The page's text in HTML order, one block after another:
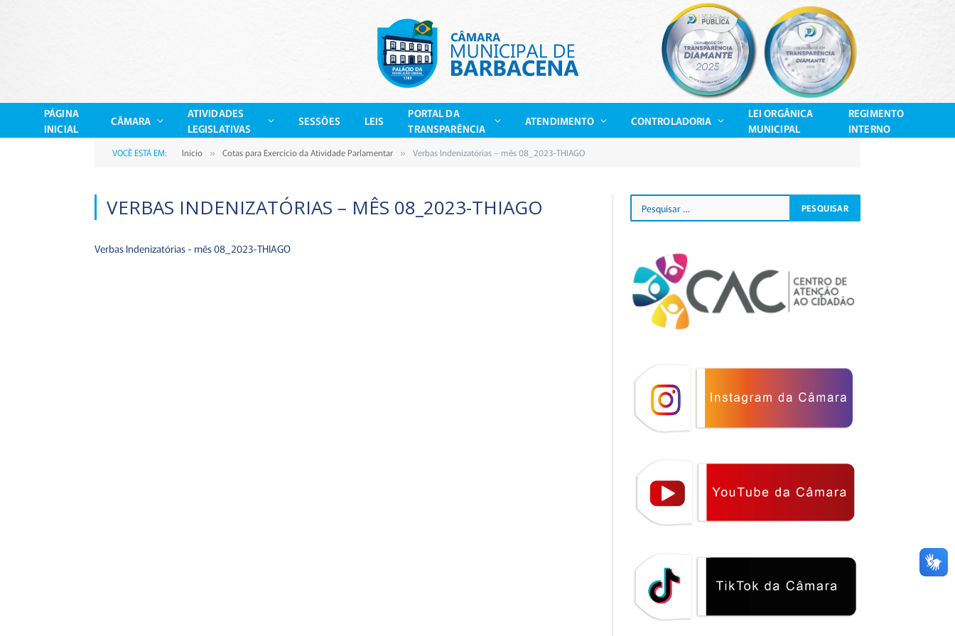
PÁGINA
INICIAL
CÂMARA
ATIVIDADES
LEGISLATIVAS
SESSÕES LEIS
PORTAL DA
TRANSPARÊNCIA
ATENDIMENTO CONTROLADORIA
LEI ORGÂNICA
MUNICIPAL
REGIMENTO
INTERNO
VOCÊ ESTÁ EM: Início » Cotas para Exercício da Atividade Parlamentar » Verbas Indenizatórias – mês 08_2023-THIAGO
VERBAS INDENIZATÓRIAS – MÊS 08_2023-THIAGO
Verbas Indenizatórias - mês 08_2023-THIAGO